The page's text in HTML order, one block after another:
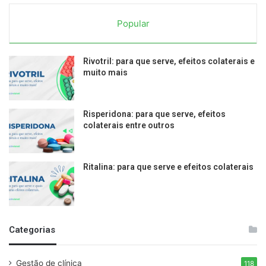
Popular
Rivotril: para que serve, efeitos colaterais e
muito mais
Risperidona: para que serve, efeitos
colaterais entre outros
Ritalina: para que serve e efeitos colaterais
Categorias
Gestão de clínica 118